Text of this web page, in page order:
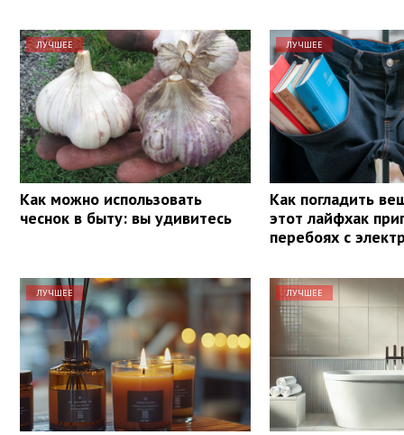
ЛУЧШЕЕ
Как можно использовать
чеснок в быту: вы удивитесь
ЛУЧШЕЕ
Как погладить
этот лайфхак
перебоях с
ЛУЧШЕЕ ЛУЧШЕЕ